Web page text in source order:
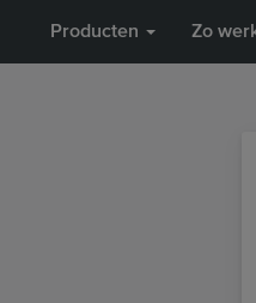
Producten Zo